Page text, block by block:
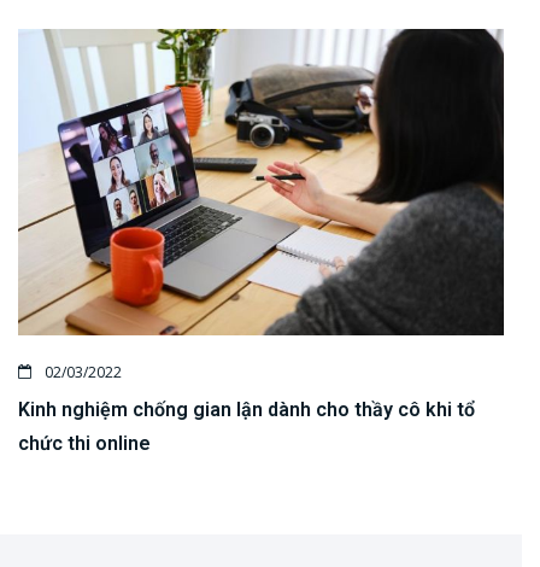
02/03/2022
Kinh nghiệm chống gian lận dành cho thầy cô khi tổ
chức thi online